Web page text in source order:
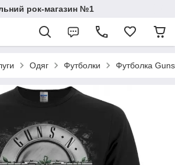
рок-магазин №1
Одяг Футболки Футболка